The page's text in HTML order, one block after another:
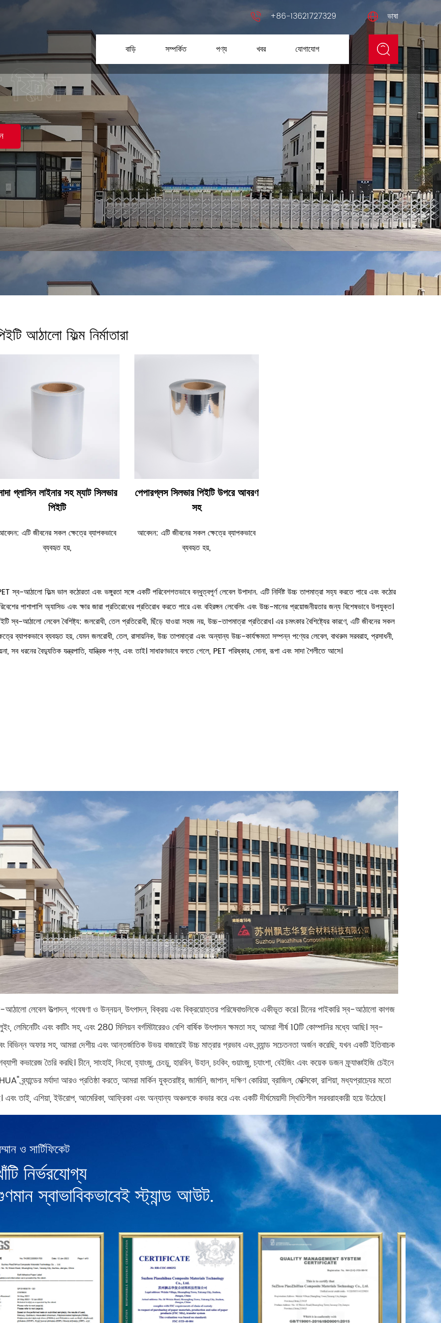
+86-13621727329 ভাষা
বাড়ি সম্পর্কিত পণ্য খবর যোগাযোগ
আঠালো ফিল্ম নির্মাতারা
গ্লাসিন লাইনার সহ ম্যাট সিলভার
পিইটি
এটি জীবনের সকল ক্ষেত্রে ব্যাপকভাবে
ব্যবহৃত হয়,
পেপারগ্লস সিলভার পিইটি উপরে আবরণ
সহ
আবেদন: এটি জীবনের সকল ক্ষেত্রে ব্যাপকভাবে
ব্যবহৃত হয়,
স্ব-আঠালো ফিল্ম ভাল কঠোরতা এবং ভঙ্গুরতা সঙ্গে একটি পরিবেশগতভাবে বন্ধুত্বপূর্ণ লেবেল উপাদান. এটি নির্দিষ্ট উচ্চ তাপমাত্রা সহ্য করতে পারে এবং কঠোর
পাশাপাশি অ্যাসিড এবং ক্ষার জারা প্রতিরোধের প্রতিরোধ করতে পারে এবং বহিরঙ্গন লেবেলিং এবং উচ্চ-মানের প্রয়োজনীয়তার জন্য বিশেষভাবে উপযুক্ত।
স্ব-আঠালো লেবেল বৈশিষ্ট্য: জলরোধী, তেল প্রতিরোধী, ছিঁড়ে যাওয়া সহজ নয়, উচ্চ-তাপমাত্রা প্রতিরোধ। এর চমৎকার বৈশিষ্ট্যের কারণে, এটি জীবনের সকল
ব্যাপকভাবে ব্যবহৃত হয়, যেমন জলরোধী, তেল, রাসায়নিক, উচ্চ তাপমাত্রা এবং অন্যান্য উচ্চ-কার্যক্ষমতা সম্পন্ন পণ্যের লেবেল, বাথরুম সরবরাহ, প্রসাধনী,
সব ধরনের বৈদ্যুতিক যন্ত্রপাতি, যান্ত্রিক পণ্য, এবং তাই। সাধারণভাবে বলতে গেলে, PET পরিষ্কার, সোনা, রূপা এবং সাদা শৈলীতে আসে।
লেবেল উত্পাদন, গবেষণা ও উন্নয়ন, উৎপাদন, বিক্রয় এবং বিক্রয়োত্তর পরিষেবাগুলিকে একীভূত করে। চীনের পাইকারি স্ব-আঠালো কাগজ
লেমিনেটিং এবং কাটিং সহ, এবং 280 মিলিয়ন বর্গমিটারেরও বেশি বার্ষিক উৎপাদন ক্ষমতা সহ, আমরা শীর্ষ 10টি কোম্পানির মধ্যে আছি। স্ব-
অফার সহ, আমরা দেশীয় এবং আন্তর্জাতিক উভয় বাজারেই উচ্চ মাত্রার প্রভাব এবং ব্র্যান্ড সচেতনতা অর্জন করেছি, যখন একটি ইতিবাচক
কভারেজ তৈরি করছি। চীনে, সাংহাই, নিংবো, হ্যাংজু, চেংডু, হারবিন, উহান, চংকিং, গুয়াংজু, চ্যাংশা, বেইজিং এবং কয়েক ডজন ফ্র্যাঞ্চাইজি চেইনে
মর্যাদা আরও প্রতিষ্ঠা করতে, আমরা মার্কিন যুক্তরাষ্ট্র, জার্মানি, জাপান, দক্ষিণ কোরিয়া, ব্রাজিল, মেক্সিকো, রাশিয়া, মধ্যপ্রাচ্যের মতো
তাই, এশিয়া, ইউরোপ, আমেরিকা, আফ্রিকা এবং অন্যান্য অঞ্চলকে কভার করে এবং একটি দীর্ঘমেয়াদী স্থিতিশীল সরবরাহকারী হয়ে উঠেছে।
ও সার্টিফিকেট
নির্ভরযোগ্য
স্বাভাবিকভাবেই স্ট্যান্ড আউট.